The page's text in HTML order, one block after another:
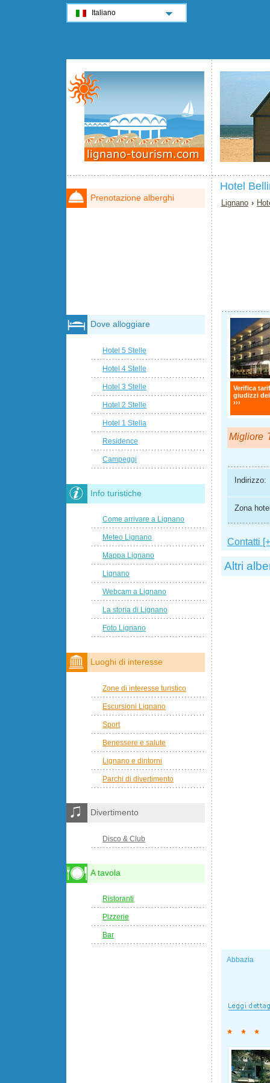
Hotel
Lignano ›
Verifica
giudizzi
›››
Migliore
Indirizzo:
Zona
Contatti
Altri
Abbazia
Prenotazione alberghi
Dove alloggiare
Hotel 5 Stelle
Hotel 4 Stelle
Hotel 3 Stelle
Hotel 2 Stelle
Hotel 1 Stella
Residence
Campeggi
Info turistiche
Come arrivare a Lignano
Meteo Lignano
Mappa Lignano
Lignano
Webcam a Lignano
La storia di Lignano
Foto Lignano
Luoghi di interesse
Zone di interesse turistico
Escursioni Lignano
Sport
Benessere e salute
Lignano e dintorni
Parchi di divertimento
Divertimento
Disco & Club
A tavola
Ristoranti
Pizzerie
Bar
Italiano